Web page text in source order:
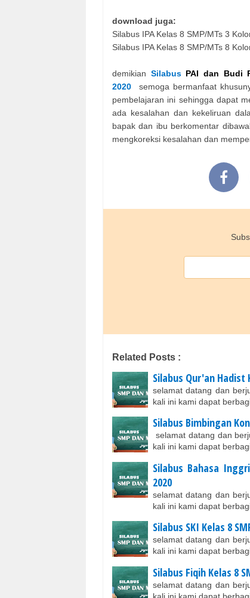
download juga:
Silabus IPA Kelas 8 SMP/MTs 3
Silabus IPA Kelas 8 SMP/MTs 8
demikian Silabus PAI dan Budi
2020
semoga bermanfaat
pembelajaran ini sehingga dapat
ada kesalahan dan kekeliruan
bapak dan ibu berkomentar
mengkoreksi kesalahan dan
Related Posts :
Silabus Qur'an Hadist
selamat datang dan
kali ini kami dapat
Silabus Bimbingan
selamat datang dan
kali ini kami dapat
Silabus Bahasa
2020
selamat datang dan
kali ini kami dapat
Silabus SKI Kelas 8
selamat datang dan
kali ini kami dapat
Silabus Fiqih Kelas 8
selamat datang dan
kali ini kami dapat